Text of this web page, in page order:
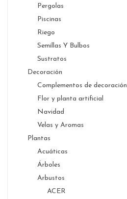
Pergolas
Piscinas
Riego
Semillas Y Bulbos
Sustratos
Decoración
Complementos de decoración
Flor y planta artificial
Navidad
Velas y Aromas
Plantas
Acuáticas
Árboles
Arbustos
ACER